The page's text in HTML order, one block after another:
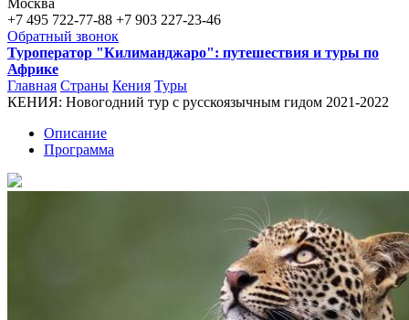
Москва
+7 495 722-77-88 +7 903 227-23-46
Обратный звонок
Туроператор "Килиманджаро": путешествия и туры по
Африке
Вы здесь
Главная Страны Кения Туры
КЕНИЯ: Новогодний тур с русскоязычным гидом 2021-2022
Описание
Программа